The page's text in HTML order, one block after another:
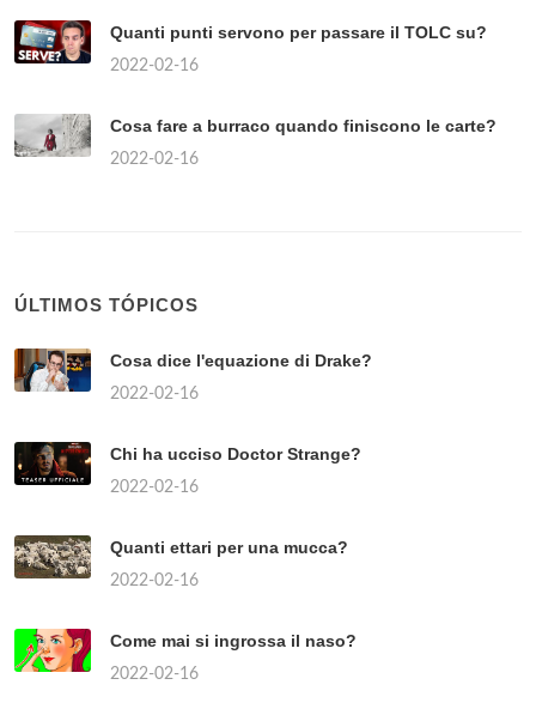
Quanti punti servono per passare il TOLC su?
2022-02-16
Cosa fare a burraco quando finiscono le carte?
2022-02-16
ÚLTIMOS TÓPICOS
Cosa dice l'equazione di Drake?
2022-02-16
Chi ha ucciso Doctor Strange?
2022-02-16
Quanti ettari per una mucca?
2022-02-16
Come mai si ingrossa il naso?
2022-02-16